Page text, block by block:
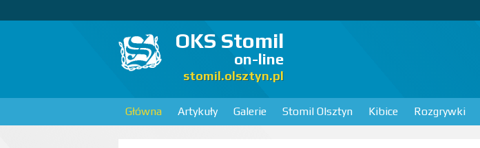
OKS Stomil
on-line
stomil.olsztyn.pl
Główna Artykuły Galerie Stomil Olsztyn Kibice Rozgrywki